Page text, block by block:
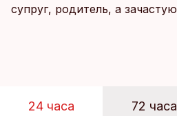
супруг, родитель, а
человека. Поэтому от
24 часа 72 часа